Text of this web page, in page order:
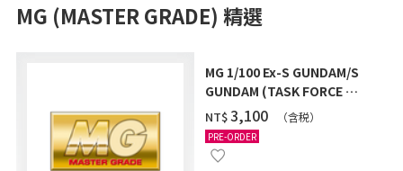
MG (MASTER GRADE) 精選
MG 1/100 Ex-S GUNDAM/S
GUNDAM (TASK FORCE α
Ver.) [2026年10月發送]
NT$‌3,100 （含税）
PRE-ORDER